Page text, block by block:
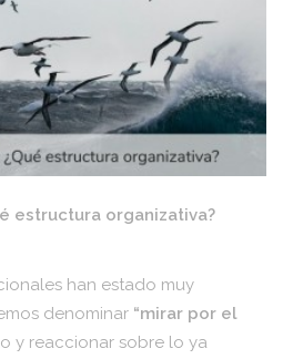
estructura organizativa?
han estado muy
denominar “mirar por el
y reaccionar sobre lo ya